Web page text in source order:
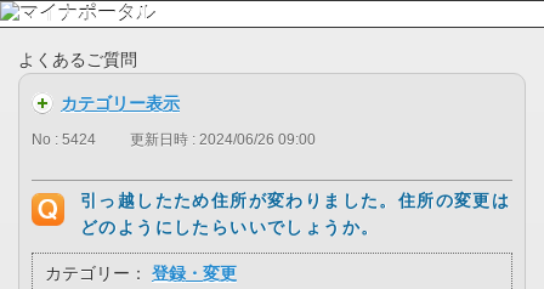
よくあるご質問
カテゴリー表示
No : 5424 更新日時 : 2024/06/26 09:00
引っ越したため住所が変わりました。住所の変更は
どのようにしたらいいでしょうか。
カテゴリー：
登録・変更